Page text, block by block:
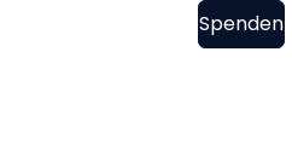
Spenden